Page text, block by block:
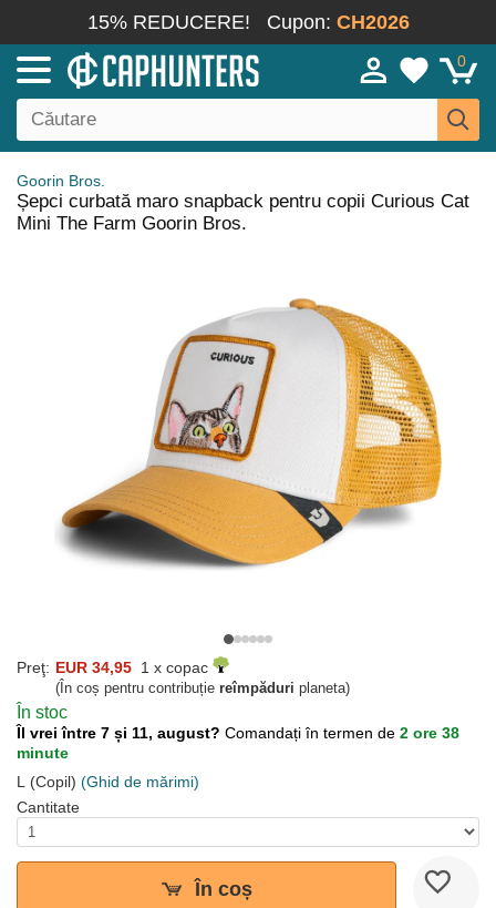
15% REDUCERE! Cupon: CH2026
0
Goorin Bros.
Șepci curbată maro snapback pentru copii Curious Cat
Mini The Farm Goorin Bros.
Preţ: EUR 34,95 1 x copac
(În coș pentru contribuție reîmpăduri planeta)
În stoc
Îl vrei între 7 și 11, august? Comandați în termen de 2 ore 38
minute
L (Copil) (Ghid de mărimi)
Cantitate
În coș